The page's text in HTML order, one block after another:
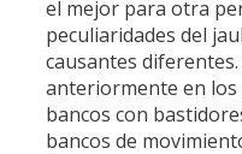
el mejor para otra
peculiaridades del
causantes
anteriormente en los
bancos con
bancos de